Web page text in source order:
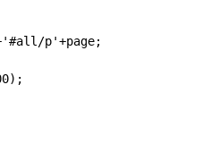
p'+page;